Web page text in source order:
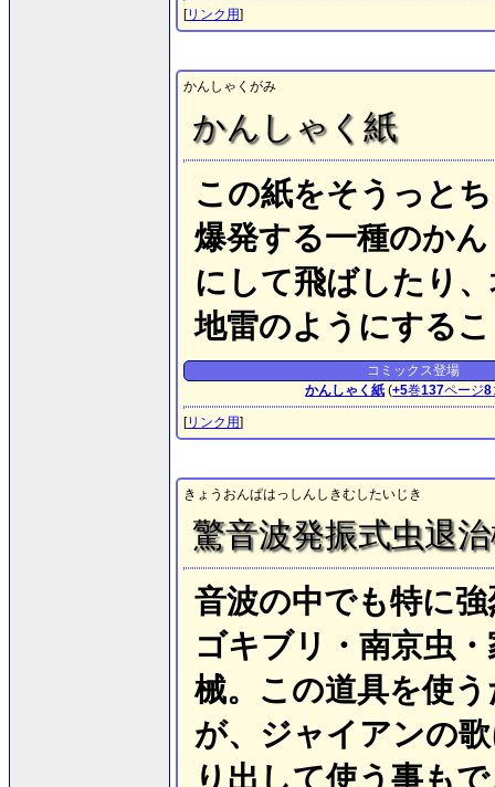
[リンク用]
かんしゃくがみ
かんしゃく紙
この紙をそうっと
爆発する一種のか
にして飛ばしたり
地雷のようにする
コミックス登場
かんしゃく紙 (+5巻137ページ8
[リンク用]
きょうおんぱはっしんしきむしたいじき
驚音波発振式虫退
音波の中でも特に
ゴキブリ・南京虫
械。この道具を使
が、ジャイアンの
り出して使う事も